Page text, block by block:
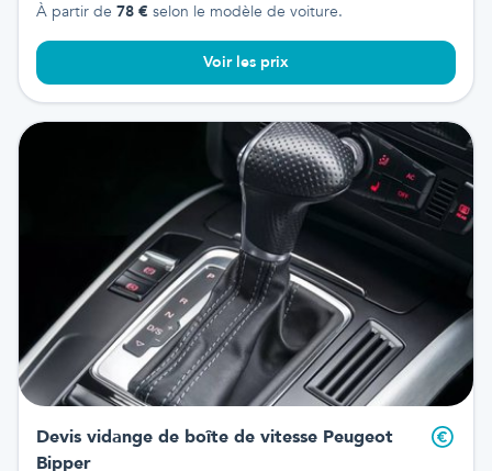
À partir de 78 € selon le modèle de voiture.
Voir les prix
Devis vidange de boîte de vitesse Peugeot
Bipper